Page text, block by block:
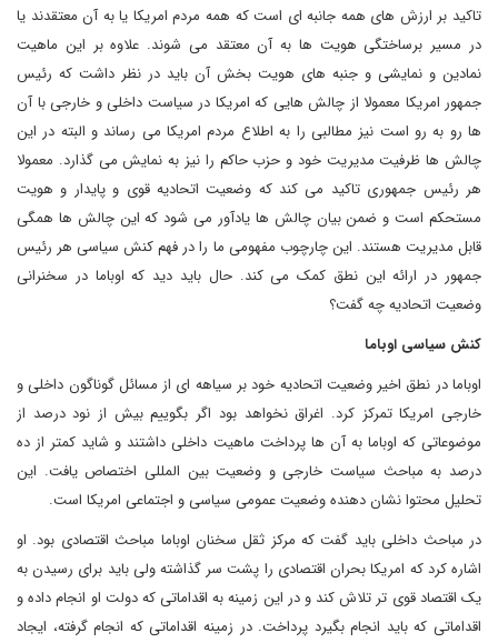
تاکید بر ارزش های همه جانبه ای است که همه مردم امریکا یا به آن معتقدند یا
در مسیر برساختگی هویت ها به آن معتقد می شوند. علاوه بر این ماهیت
نمادین و نمایشی و جنبه های هویت بخش آن باید در نظر داشت که رئیس
جمهور امریکا معمولا از چالش هایی که امریکا در سیاست داخلی و خارجی با آن
ها رو به رو است نیز مطالبی را به اطلاع مردم امریکا می رساند و البته در این
چالش ها ظرفیت مدیریت خود و حزب حاکم را نیز به نمایش می گذارد. معمولا
هر رئیس جمهوری تاکید می کند که وضعیت اتحادیه قوی و پایدار و هویت
مستحکم است و ضمن بیان چالش ها یادآور می شود که این چالش ها همگی
قابل مدیریت هستند. این چارچوب مفهومی ما را در فهم کنش سیاسی هر رئیس
جمهور در ارائه این نطق کمک می کند. حال باید دید که اوباما در سخنرانی
وضعیت اتحادیه چه گفت؟
کنش سیاسی اوباما
اوباما در نطق اخیر وضعیت اتحادیه خود بر سیاهه ای از مسائل گوناگون داخلی و
خارجی امریکا تمرکز کرد. اغراق نخواهد بود اگر بگوییم بیش از نود درصد از
موضوعاتی که اوباما به آن ها پرداخت ماهیت داخلی داشتند و شاید کمتر از ده
درصد به مباحث سیاست خارجی و وضعیت بین المللی اختصاص یافت. این
تحلیل محتوا نشان دهنده وضعیت عمومی سیاسی و اجتماعی امریکا است.
در مباحث داخلی باید گفت که مرکز ثقل سخنان اوباما مباحث اقتصادی بود. او
اشاره کرد که امریکا بحران اقتصادی را پشت سر گذاشته ولی باید برای رسیدن به
یک اقتصاد قوی تر تلاش کند و در این زمینه به اقداماتی که دولت او انجام داده و
اقداماتی که باید انجام بگیرد پرداخت. در زمینه اقداماتی که انجام گرفته، ایجاد